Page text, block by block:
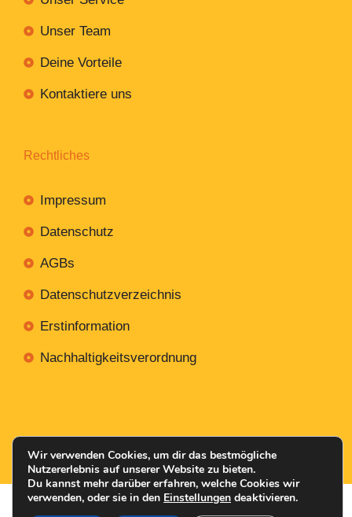
Unser Team
Deine Vorteile
Kontaktiere uns
Rechtliches
Impressum
Datenschutz
AGBs
Datenschutzverzeichnis
Erstinformation
Nachhaltigkeitsverordnung
Wir verwenden Cookies, um dir das bestmögliche
Nutzererlebnis auf unserer Website zu bieten.
Du kannst mehr darüber erfahren, welche Cookies wir
verwenden, oder sie in den Einstellungen deaktivieren.